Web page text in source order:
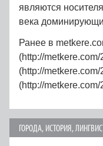
являются
века
Ранее в
(http://
(http://
(http://
ГОРОДА, ИСТОРИЯ,